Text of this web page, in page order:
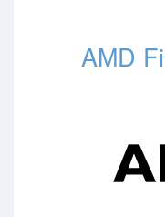
AMD